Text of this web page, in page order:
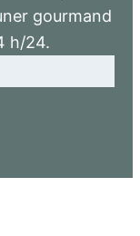
gourmand
h/24.